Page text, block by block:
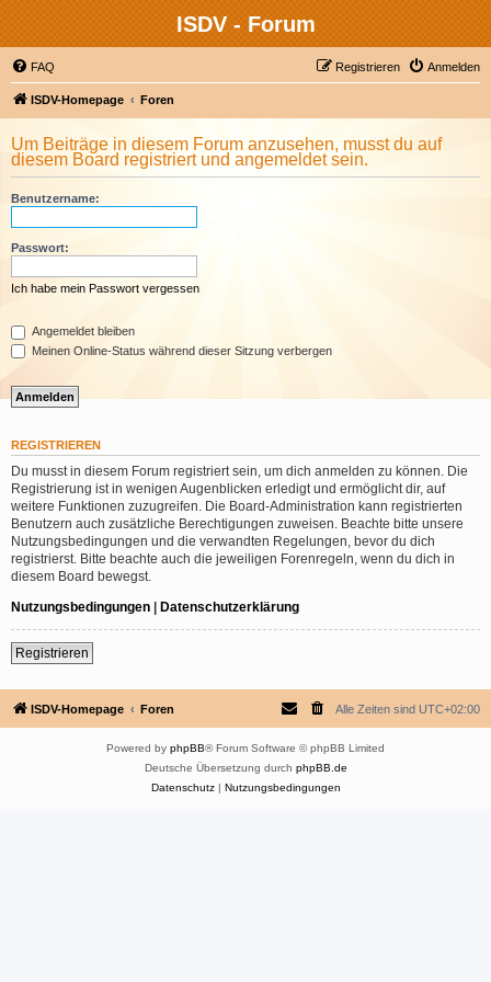
ISDV - Forum
FAQ Anmelden
Registrieren
ISDV-Homepage Foren
Um Beiträge in diesem Forum anzusehen, musst du auf
diesem Board registriert und angemeldet sein.
Benutzername:
Passwort:
Ich habe mein Passwort vergessen
Angemeldet bleiben
Meinen Online-Status während dieser Sitzung verbergen
REGISTRIEREN
Du musst in diesem Forum registriert sein, um dich anmelden zu können. Die
Registrierung ist in wenigen Augenblicken erledigt und ermöglicht dir, auf
weitere Funktionen zuzugreifen. Die Board-Administration kann registrierten
Benutzern auch zusätzliche Berechtigungen zuweisen. Beachte bitte unsere
Nutzungsbedingungen und die verwandten Regelungen, bevor du dich
registrierst. Bitte beachte auch die jeweiligen Forenregeln, wenn du dich in
diesem Board bewegst.
Nutzungsbedingungen | Datenschutzerklärung
Registrieren
ISDV-Homepage Foren Alle Zeiten sind UTC+02:00
Powered by phpBB® Forum Software © phpBB Limited
Deutsche Übersetzung durch phpBB.de
Datenschutz| Nutzungsbedingungen